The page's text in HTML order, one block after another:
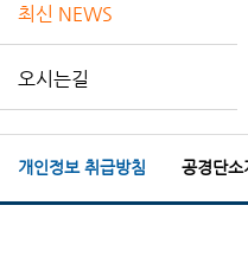
최신 NEWS
오시는길
개인정보 취급방침 공경단소